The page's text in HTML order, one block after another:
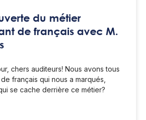
du métier
de français avec M.
chers auditeurs! Nous avons tous
français qui nous a marqués,
se cache derrière ce métier?